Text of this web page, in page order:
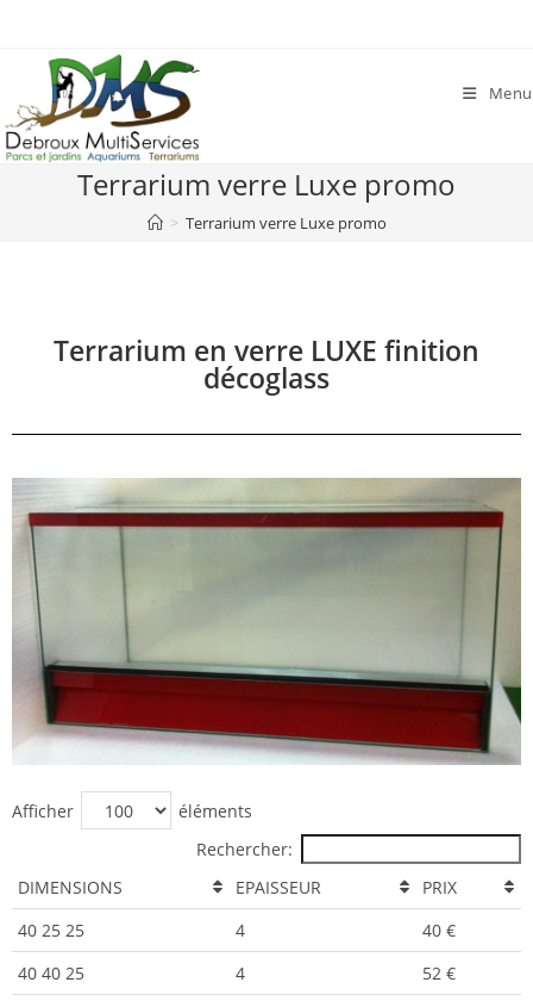
Menu
Terrarium verre Luxe promo
> Terrarium verre Luxe promo
Terrarium en verre LUXE finition
décoglass
Afficher
éléments
Rechercher:
DIMENSIONS
EPAISSEUR
PRIX
40 25 25
4
40 €
40 40 25
4
52 €